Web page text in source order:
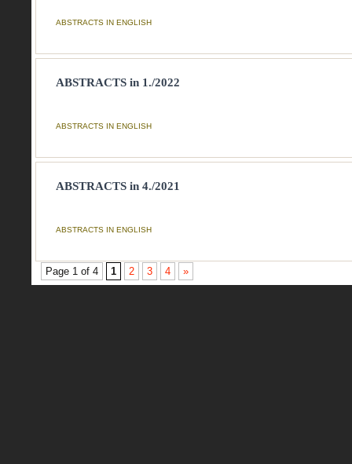
ABSTRACTS IN ENGLISH
ABSTRACTS in 1./2022
ABSTRACTS IN ENGLISH
ABSTRACTS in 4./2021
ABSTRACTS IN ENGLISH
Page 1 of 4 1 2 3 4 »